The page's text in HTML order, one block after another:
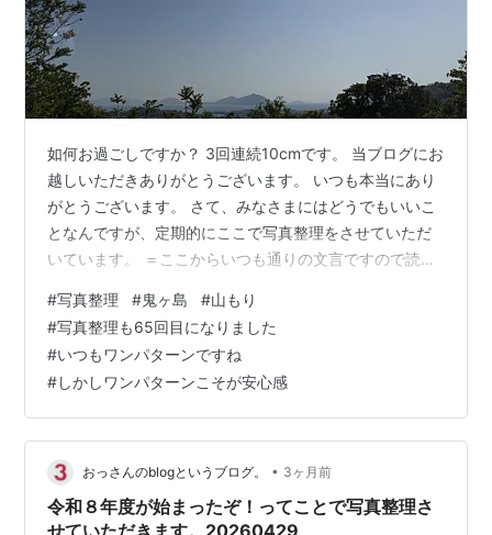
如何お過ごしですか？ 3回連続10cmです。 当ブログにお
越しいただきありがとうございます。 いつも本当にあり
がとうございます。 さて、みなさまにはどうでもいいこ
となんですが、定期的にここで写真整理をさせていただ
いています。 ＝ここからいつも通りの文言ですので読ま
います。その写真は分類ごとに（例えば、孫の写真と
か）整理します。しかし、分類に含まれないしょうもな
い（消すにはちょっと忍びない）写真がスマホの中に埋
もれているわけです。そこでその埋もれている写真をこ
こで整理することで、スマホ本体のストレージも開放で
きるし、記事も出来ちゃうという素晴らし…
#写真整理 #鬼ヶ島 #山もり
#写真整理も65回目になりました
#いつもワンパターンですね
#しかしワンパターンこそが安心感
おっさんのblogというブログ。 • 3ヶ月前
令和８年度が始まったぞ！ってことで写真整理さ
せていただきます。20260429